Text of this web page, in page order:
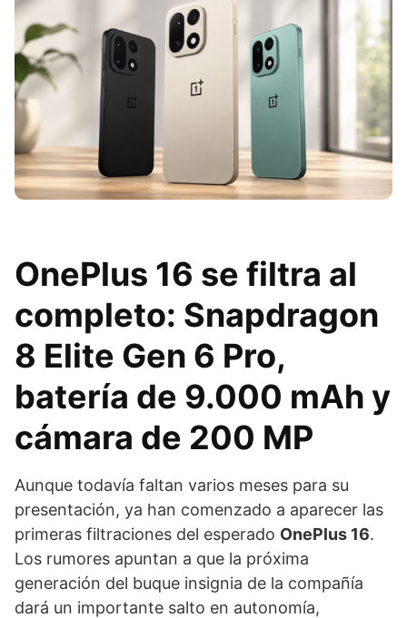
OnePlus 16 se filtra al
completo: Snapdragon
8 Elite Gen 6 Pro,
batería de 9.000 mAh y
cámara de 200 MP
Aunque todavía faltan varios meses para su
presentación, ya han comenzado a aparecer las
primeras filtraciones del esperado OnePlus 16.
Los rumores apuntan a que la próxima
generación del buque insignia de la compañía
dará un importante salto en autonomía,